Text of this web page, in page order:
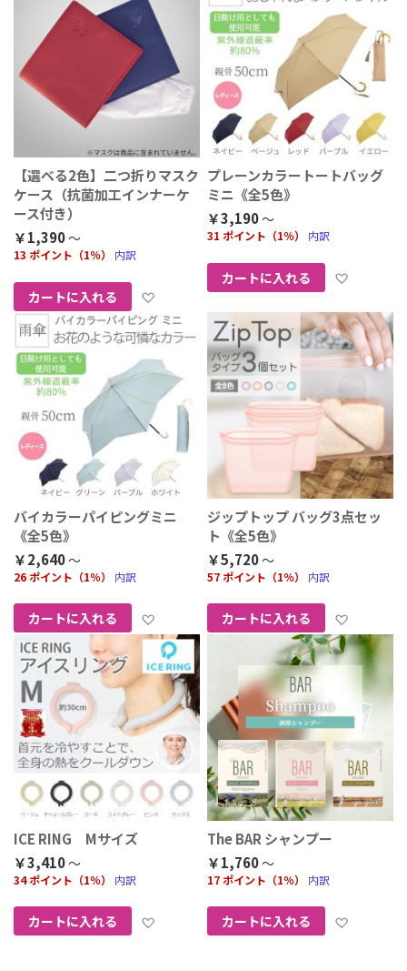
【選べる2色】二つ折りマスク
ケース（抗菌加工インナーケ
ース付き）
￥1,390
13 ポイント（1％） 内訳
カートに入れる お気に入りに追加
プレーンカラートートバッグ
ミニ《全5色》
￥3,190
31 ポイント（1％） 内訳
カートに入れる
バイカラーパイピングミニ
《全5色》
￥2,640
26 ポイント（1％） 内訳
カートに入れる お気に入りに追加
ジップトップ バッグ3点セッ
ト《全5色》
￥5,720
57 ポイント（1％） 内訳
カートに入れる
ICE RING Mサイズ
￥3,410
34 ポイント（1％） 内訳
カートに入れる お気に入りに追加
The BAR シャンプー
￥1,760
17 ポイント（1％） 内訳
カートに入れる